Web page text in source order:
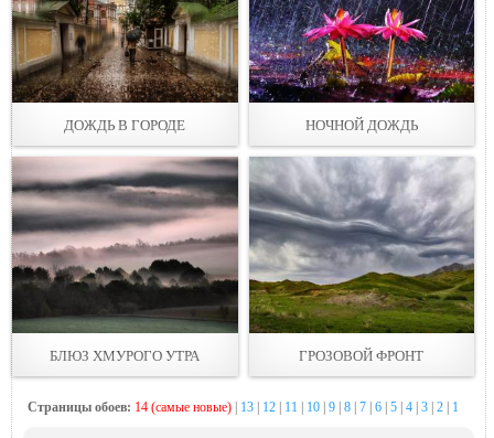
ДОЖДЬ В ГОРОДЕ НОЧНОЙ ДОЖДЬ
БЛЮЗ ХМУРОГО УТРА ГРОЗОВОЙ ФРОНТ
Страницы обоев: 14 (самые новые) 13 12 11 10 9 8 7 6 5 4 3 2 1